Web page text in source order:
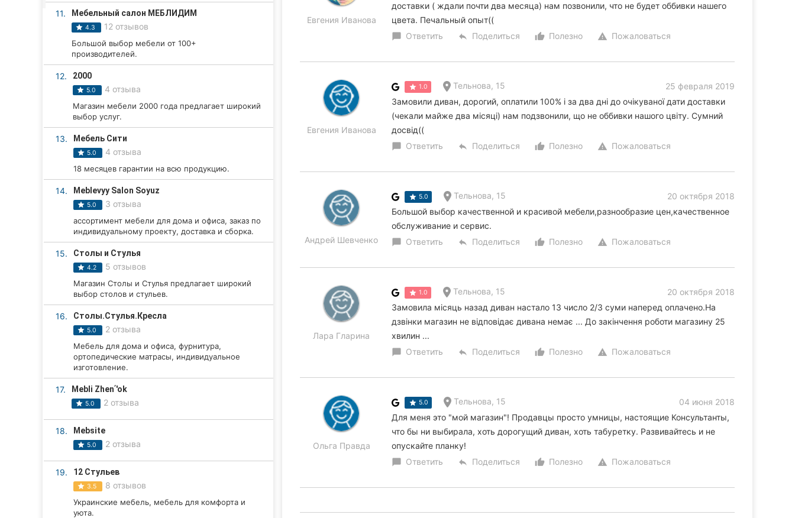
Полтава
Ивано-Франковск
Ужгород
11. Мебельный салон МЕБЛИДИМ
4.3 12 отзывов
Большой выбор мебели от 100+
производителей.
12. 2000
5.0 4 отзыва
Магазин мебели 2000 года предлагает широкий
выбор услуг.
13. Мебель Сити
5.0 4 отзыва
18 месяцев гарантии на всю продукцию.
14. Meblevyy Salon Soyuz
5.0 3 отзыва
ассортимент мебели для дома и офиса, заказ по
индивидуальному проекту, доставка и сборка.
15. Столы и Стулья
4.2 5 отзывов
Магазин Столы и Стулья предлагает широкий
выбор столов и стульев.
16. Столы.Стулья.Кресла
5.0 2 отзыва
Мебель для дома и офиса, фурнитура,
ортопедические матрасы, индивидуальное
изготовление.
17. Mebli Zhenʹ'ok
5.0 2 отзыва
18. Mebsite
5.0 2 отзыва
19. 12 Стульев
3.5 8 отзывов
Украинские мебель, мебель для комфорта и
уюта.
Евгения Иванова
доставки ( ждали почти два месяца) нам позвонили, что не будет оббивки нашего
цвета. Печальный опыт((
chat_bubble Ответить reply Поделиться thumb_up_alt
Полезно warning Пожаловаться
Евгения Иванова
1.0 Тельнова, 15
25 февраля 2019
Замовили диван, дорогий, оплатили 100% і за два дні до очікуваної дати доставки
(чекали майже два місяці) нам подзвонили, що не оббивки нашого цвіту. Сумний
досвід((
chat_bubble Ответить reply Поделиться thumb_up_alt
Полезно warning Пожаловаться
Андрей Шевченко
5.0 Тельнова, 15
20 октября 2018
Большой выбор качественной и красивой мебели,разнообразие цен,качественное
обслуживание и сервис.
chat_bubble Ответить reply Поделиться thumb_up_alt
Полезно warning Пожаловаться
Лара Гларина
1.0 Тельнова, 15
20 октября 2018
Замовила місяць назад диван настало 13 число 2/3 суми наперед оплачено.На
дзвінки магазин не відповідає дивана немає ... До закінчення роботи магазину 25
хвилин ...
chat_bubble Ответить reply Поделиться thumb_up_alt
Полезно warning Пожаловаться
Ольга Правда
5.0 Тельнова, 15
04 июня 2018
Для меня это "мой магазин"! Продавцы просто умницы, настоящие Консультанты,
что бы ни выбирала, хоть дорогущий диван, хоть табуретку. Развивайтесь и не
опускайте планку!
chat_bubble Ответить reply Поделиться thumb_up_alt
Полезно warning Пожаловаться